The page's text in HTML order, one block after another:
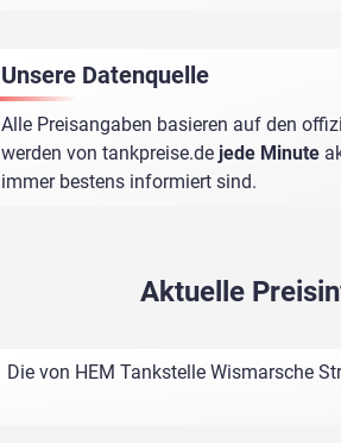
Unsere Datenquelle
Alle Preisangaben basieren auf den
werden von tankpreise.de jede Minute
immer bestens informiert sind.
Aktuelle
Die von HEM Tankstelle Wismarsche